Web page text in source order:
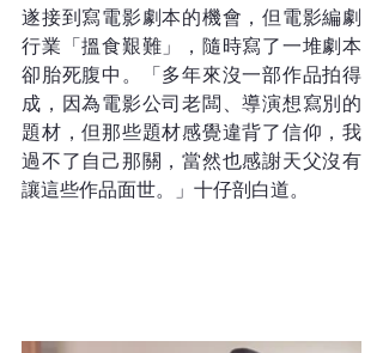
遂接到寫電影劇本的機會，但電影編劇
行業「搵食艱難」，隨時寫了一堆劇本
卻胎死腹中。「多年來沒一部作品拍得
成，因為電影公司老闆、導演想寫別的
題材，但那些題材感覺違背了信仰，我
過不了自己那關，當然也感謝天父沒有
讓這些作品面世。」十仔剖白道。